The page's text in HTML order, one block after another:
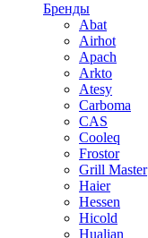
Бренды
Abat
Airhot
Apach
Arkto
Atesy
Carboma
CAS
Cooleq
Frostor
Grill Master
Haier
Hessen
Hicold
Hualian